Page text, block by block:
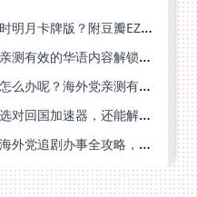
海外党必看：怎么在国外玩秦时明月卡牌版？附豆瓣EZCast地区限制破解法
海外怎么听酷我畅听？留学生亲测有效的华语内容解锁指南
在国外看不了央视影音电视剧怎么办呢？海外党亲测有效的回国加速方案
海外华人看国内电视剧总卡？选对回国加速器，还能解决菲律宾打不开反诈中心的问题
探花在比利时用不了怎么办？海外党追剧办事全攻略，选对加速器就够了